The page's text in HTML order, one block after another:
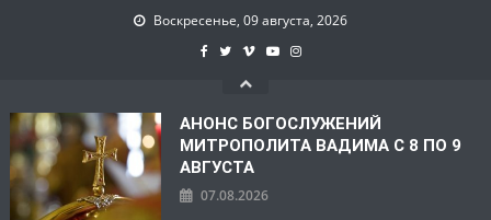
Воскресенье, 09 августа, 2026
АНОНС БОГОСЛУЖЕНИЙ
МИТРОПОЛИТА ВАДИМА С 8 ПО 9
АВГУСТА
07.08.2026